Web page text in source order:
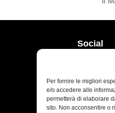
Per fornire le migliori
e/o accedere alle
permetterà di elaborare
sito. Non acconsentire o
Social